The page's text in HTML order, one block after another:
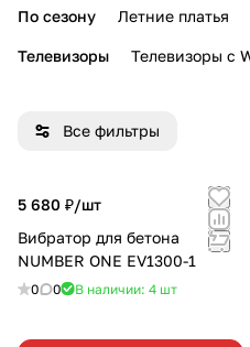
По сезону Летние платья
Телевизоры Телевизоры с
Все фильтры
5 680 ₽/шт
Вибратор для бетона
NUMBER ONE EV1300-1
0 0 В наличии: 4 шт